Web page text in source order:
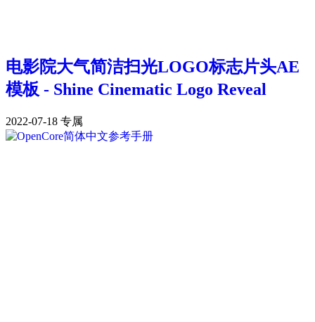
电影院大气简洁扫光LOGO标志片头AE
模板 - Shine Cinematic Logo Reveal
2022-07-18 专属